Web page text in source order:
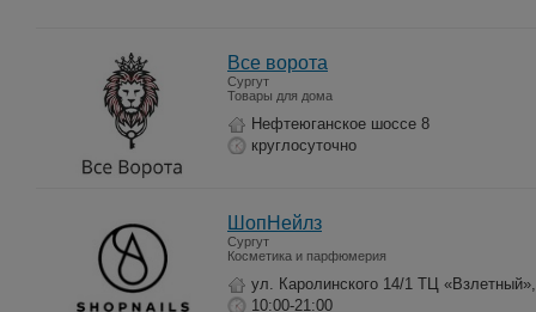
Все ворота
Сургут
Товары для дома
Нефтеюганское шоссе 8
круглосуточно
ШопНейлз
Сургут
Косметика и парфюмерия
ул. Каролинского 14/1 ТЦ
10:00-21:00